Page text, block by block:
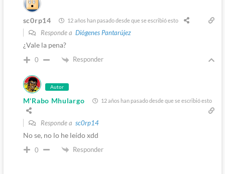
sc0rp14 12 años han pasado desde que se escribió esto
Responde a Diógenes Pantarújez
¿Vale la pena?
0 Responder
Autor
M'Rabo Mhulargo 12 años han pasado desde que se escribió esto
Responde a sc0rp14
No se, no lo he leído xdd
0 Responder